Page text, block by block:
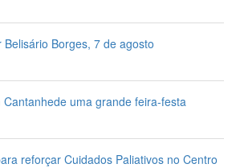
Belisário Borges, 7 de agosto
uma grande feira-festa
reforçar Cuidados Paliativos no Centro